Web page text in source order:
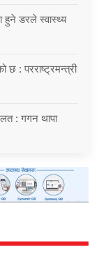
हुने डरले स्वास्थ्य
छ : परराष्ट्रमन्त्री
: गगन थापा